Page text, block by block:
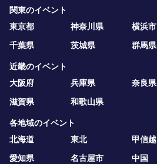
関東のイベント
東京都
神奈川県 横浜市
千葉県
茨城県 群馬県
近畿のイベント
大阪府
兵庫県 奈良県
滋賀県
和歌山県
各地域のイベント
北海道
東北 甲信越
愛知県
名古屋市 中国